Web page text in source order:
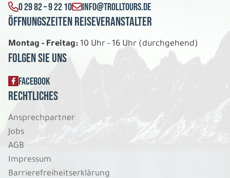
0 29 82 – 9 22 10 INFO@TROLLTOURS.DE
Öffnungszeiten Reiseveranstalter
Montag - Freitag: 10 Uhr - 16 Uhr (durchgehend)
Folgen Sie uns
FACEBOOK
Rechtliches
Ansprechpartner
Jobs
AGB
Impressum
Barrierefreiheitserklärung